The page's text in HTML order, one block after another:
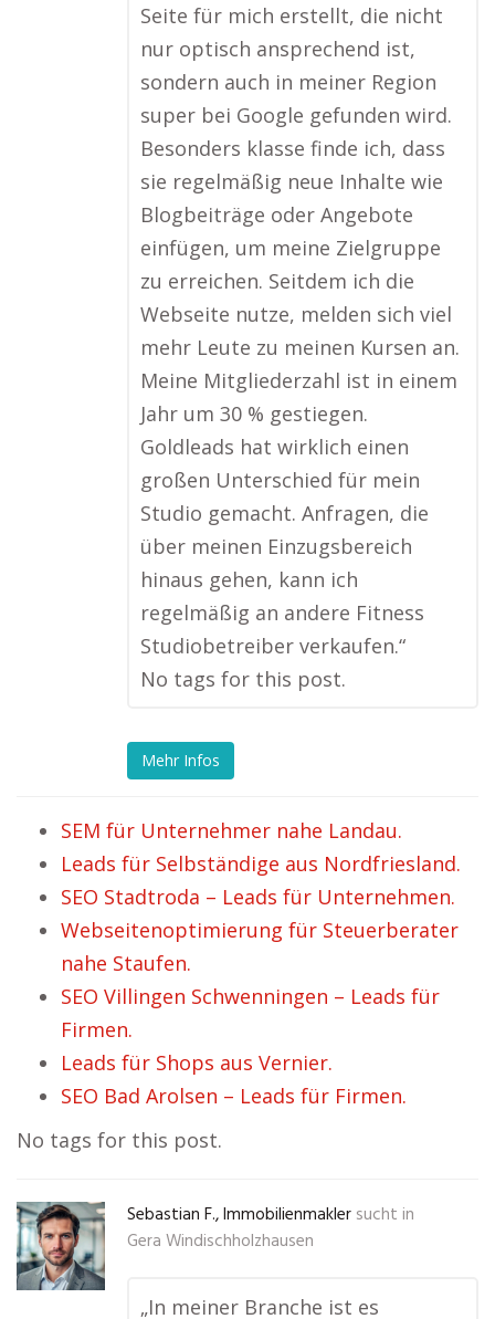
Seite für mich erstellt, die nicht
nur optisch ansprechend ist,
sondern auch in meiner Region
super bei Google gefunden wird.
Besonders klasse finde ich, dass
sie regelmäßig neue Inhalte wie
Blogbeiträge oder Angebote
einfügen, um meine Zielgruppe
zu erreichen. Seitdem ich die
Webseite nutze, melden sich viel
mehr Leute zu meinen Kursen an.
Meine Mitgliederzahl ist in einem
Jahr um 30 % gestiegen.
Goldleads hat wirklich einen
großen Unterschied für mein
Studio gemacht. Anfragen, die
über meinen Einzugsbereich
hinaus gehen, kann ich
regelmäßig an andere Fitness
Studiobetreiber verkaufen.“
No tags for this post.
Mehr Infos
SEM für Unternehmer nahe Landau.
Leads für Selbständige aus Nordfriesland.
SEO Stadtroda – Leads für Unternehmen.
Webseitenoptimierung für Steuerberater
nahe Staufen.
SEO Villingen Schwenningen – Leads für
Firmen.
Leads für Shops aus Vernier.
SEO Bad Arolsen – Leads für Firmen.
No tags for this post.
Sebastian F., Immobilienmakler sucht in
Gera Windischholzhausen
„In meiner Branche ist es